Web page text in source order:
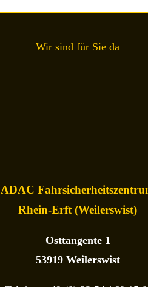
Wir sind für Sie da
ADAC
Rhein-Erft (Weilerswist)
Osttangente 1
53919 Weilerswist